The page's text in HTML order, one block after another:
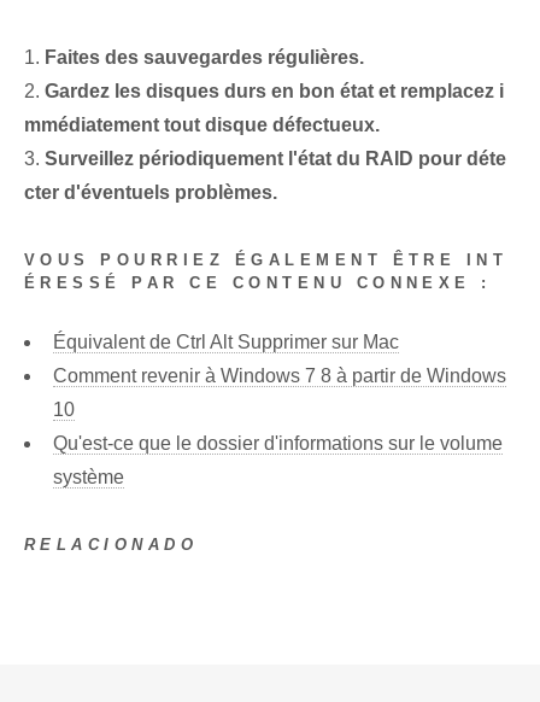
1. Faites des sauvegardes régulières⁢.
2. Gardez les disques durs en bon état et remplacez i
mmédiatement tout disque défectueux.
3. Surveillez périodiquement l'état du RAID pour déte
cter d'éventuels problèmes.
VOUS POURRIEZ ÉGALEMENT ÊTRE INT
ÉRESSÉ PAR CE CONTENU CONNEXE :
Équivalent de Ctrl Alt Supprimer sur Mac
Comment revenir à Windows 7 8 à partir de Windows
10
Qu'est-ce que le dossier d'informations sur le volume
système
RELACIONADO